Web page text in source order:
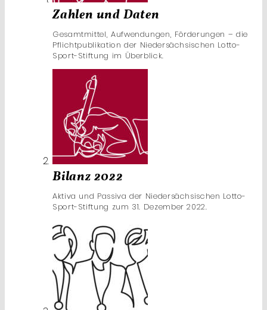
Zahlen und Daten
Gesamtmittel, Aufwendungen, Förderungen – die
Pflichtpublikation der Niedersächsischen Lotto-
Sport-Stiftung im Überblick.
Bilanz 2022
Aktiva und Passiva der Niedersächsischen Lotto-
Sport-Stiftung zum 31. Dezember 2022.